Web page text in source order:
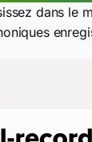
dans le